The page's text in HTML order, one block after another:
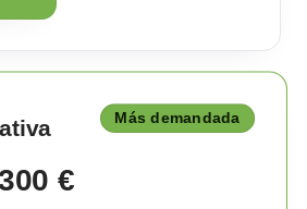
Más demandada
€